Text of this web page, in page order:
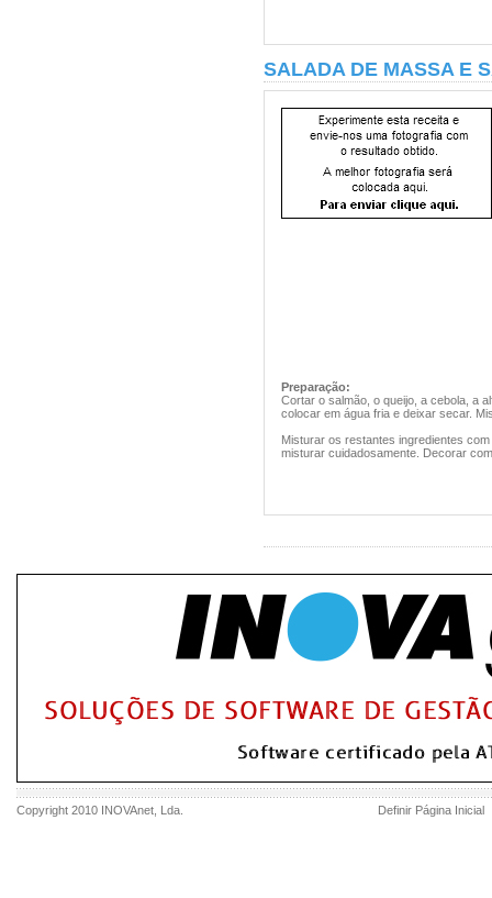
SALADA DE MASSA E
Preparação:
Cortar o salmão, o queijo, a cebola, a
colocar em água fria e deixar secar.
Misturar os restantes ingredientes
misturar cuidadosamente. Decorar
Copyright 2010 INOVAnet , Lda. Definir Página Inicial